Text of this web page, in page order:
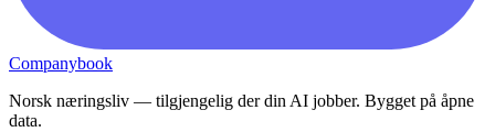
Companybook
Norsk næringsliv — tilgjengelig der din AI jobber. Bygget på åpne
data.